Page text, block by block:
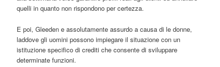
quelli in quanto non rispondono per certezza.
E poi, Gleeden e assolutamente assurdo a causa di le donne,
laddove gli uomini possono impiegare il situazione con un
istituzione specifico di crediti che consente di sviluppare
determinate funzioni.